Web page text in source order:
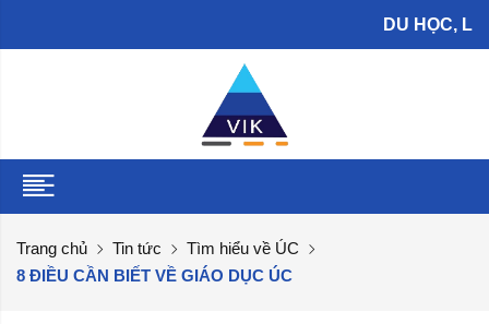
DU HỌC, LÀM
Trang chủ Tin tức
Tìm hiểu về ÚC
8 ĐIỀU CẦN BIẾT VỀ GIÁO DỤC ÚC